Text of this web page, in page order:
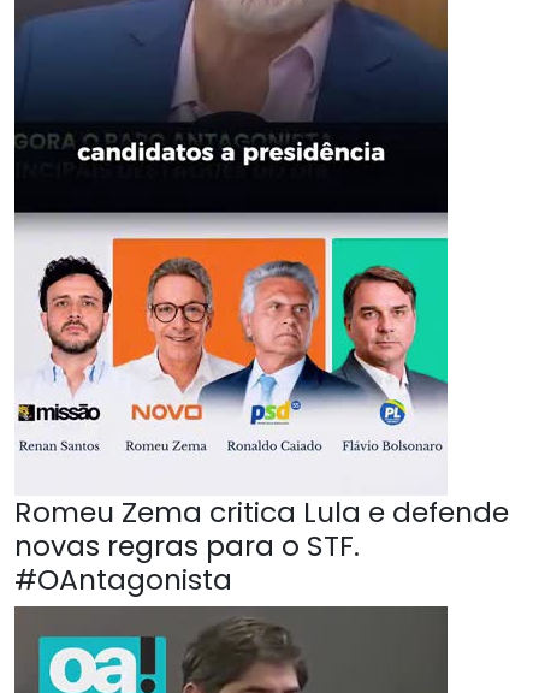
Romeu Zema critica Lula e defende
novas regras para o STF.
#OAntagonista